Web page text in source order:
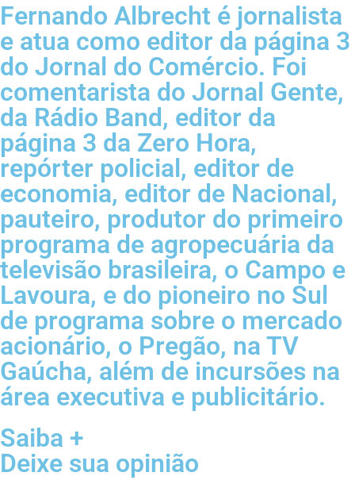
Fernando Albrecht é jornalista
e atua como editor da página 3
do Jornal do Comércio. Foi
comentarista do Jornal Gente,
da Rádio Band, editor da
página 3 da Zero Hora,
repórter policial, editor de
economia, editor de Nacional,
pauteiro, produtor do primeiro
programa de agropecuária da
televisão brasileira, o Campo e
Lavoura, e do pioneiro no Sul
de programa sobre o mercado
acionário, o Pregão, na TV
Gaúcha, além de incursões na
área executiva e publicitário.
Saiba +
Deixe sua opinião